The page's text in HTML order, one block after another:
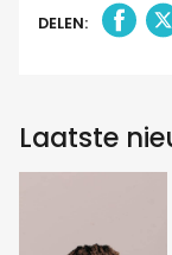
DELEN:
Laatste